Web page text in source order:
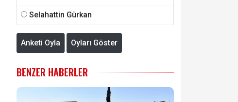
Selahattin Gürkan
Anketi Oyla Oyları Göster
BENZER HABERLER